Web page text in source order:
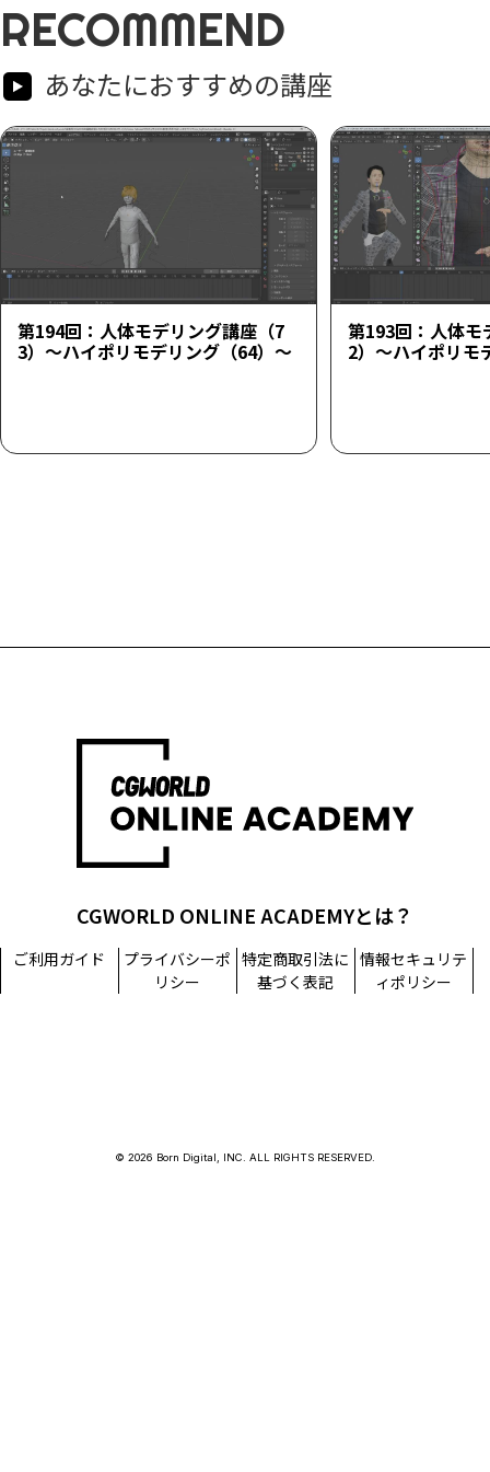
RECOMMEND
あなたにおすすめの講座
第194回：人体モデリング講座（7
3）～ハイポリモデリング（64）～
第193回：人体モ
2）～ハイポリモ
CGWORLD ONLINE ACADEMYとは？
ご利用ガイド
プライバシーポ
リシー
特定商取引法に
基づく表記
情報セキュリテ
ィポリシー
© 2026 Born Digital, INC. ALL RIGHTS RESERVED.